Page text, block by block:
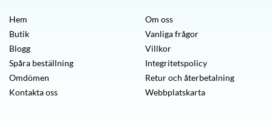
Hem
Butik
Blogg
Spåra beställning
Omdömen
Kontakta oss
Om oss
Vanliga frågor
Villkor
Integritetspolicy
Retur och återbetalning
Webbplatskarta